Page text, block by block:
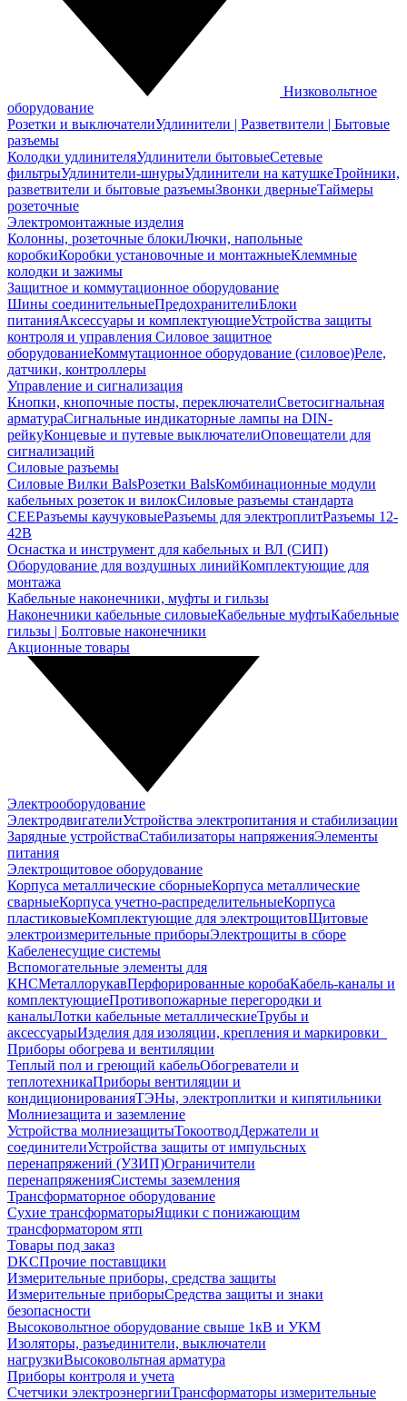
Низковольтное
оборудование
Розетки и выключателиУдлинители | Разветвители | Бытовые
разъемы
Колодки удлинителяУдлинители бытовыеСетевые
фильтрыУдлинители-шнурыУдлинители на катушкеТройники,
разветвители и бытовые разъемыЗвонки дверныеТаймеры
розеточные
Электромонтажные изделия
Колонны, розеточные блокиЛючки, напольные
коробкиКоробки установочные и монтажныеКлеммные
колодки и зажимы
Защитное и коммутационное оборудование
Шины соединительныеПредохранителиБлоки
питанияАксессуары и комплектующиеУстройства защиты
контроля и управления Силовое защитное
оборудованиеКоммутационное оборудование (силовое)Реле,
датчики, контроллеры
Управление и сигнализация
Кнопки, кнопочные посты, переключателиСветосигнальная
арматураСигнальные индикаторные лампы на DIN-
рейкуКонцевые и путевые выключателиОповещатели для
сигнализаций
Силовые разъемы
Силовые Вилки BalsРозетки BalsКомбинационные модули
кабельных розеток и вилокСиловые разъемы стандарта
CEEРазъемы каучуковыеРазъемы для электроплитРазъемы 12-
42В
Оснастка и инструмент для кабельных и ВЛ (СИП)
Оборудование для воздушных линийКомплектующие для
монтажа
Кабельные наконечники, муфты и гильзы
Наконечники кабельные силовыеКабельные муфтыКабельные
гильзы | Болтовые наконечники
Акционные товары
Электрооборудование
ЭлектродвигателиУстройства электропитания и стабилизации
Зарядные устройстваСтабилизаторы напряженияЭлементы
питания
Электрощитовое оборудование
Корпуса металлические сборныеКорпуса металлические
сварныеКорпуса учетно-распределительныеКорпуса
пластиковыеКомплектующие для электрощитовЩитовые
электроизмерительные приборыЭлектрощиты в сборе
Кабеленесущие системы
Вспомогательные элементы для
КНСМеталлорукавПерфорированные коробаКабель-каналы и
комплектующиеПротивопожарные перегородки и
каналыЛотки кабельные металлическиеТрубы и
аксессуарыИзделия для изоляции, крепления и маркировки
Приборы обогрева и вентиляции
Теплый пол и греющий кабельОбогреватели и
теплотехникаПриборы вентиляции и
кондиционированияТЭНы, электроплитки и кипятильники
Молниезащита и заземление
Устройства молниезащитыТокоотводДержатели и
соединителиУстройства защиты от импульсных
перенапряжений (УЗИП)Ограничители
перенапряженияСистемы заземления
Трансформаторное оборудование
Сухие трансформаторыЯщики с понижающим
трансформатором ятп
Товары под заказ
DKCПрочие поставщики
Измерительные приборы, средства защиты
Измерительные приборыСредства защиты и знаки
безопасности
Высоковольтное оборудование свыше 1кВ и УКМ
Изоляторы, разъединители, выключатели
нагрузкиВысоковольтная арматура
Приборы контроля и учета
Счетчики электроэнергииТрансформаторы измерительные